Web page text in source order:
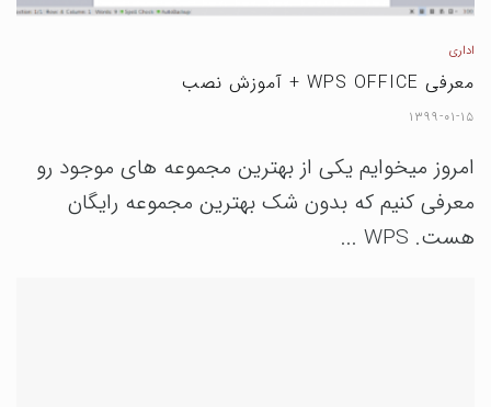
اداری
معرفی WPS OFFICE + آموزش نصب
۱۳۹۹-۰۱-۱۵
امروز میخوایم یکی از بهترین مجموعه های موجود رو
معرفی کنیم که بدون شک بهترین مجموعه رایگان
هست. WPS ...